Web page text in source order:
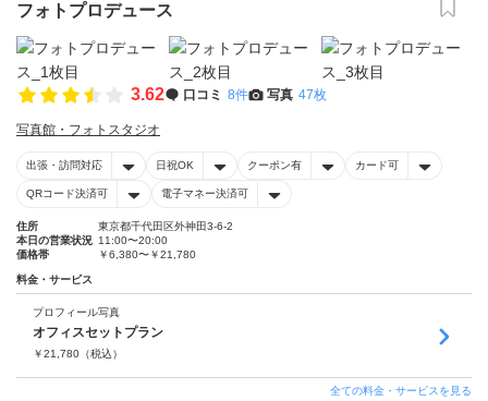
フォトプロデュース
3.62 口コミ 8件 写真 47枚
写真館・フォトスタジオ
出張・訪問対応 日祝OK クーポン有 カード可
QRコード決済可 電子マネー決済可
住所
東京都千代田区外神田3-6-2
本日の営業状況 11:00〜20:00
価格帯
￥6,380〜￥21,780
料金・サービス
プロフィール写真
オフィスセットプラン
￥21,780 （税込）
全ての料金・サービスを見る